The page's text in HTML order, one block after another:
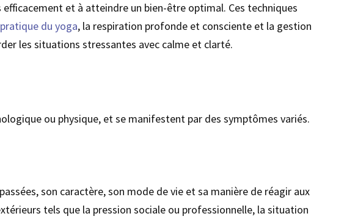
et à atteindre un bien-être optimal. Ces techniques
du yoga, la respiration profonde et consciente et la gestion
les situations stressantes avec calme et clarté.
ou physique, et se manifestent par des symptômes variés.
son caractère, son mode de vie et sa manière de réagir aux
tels que la pression sociale ou professionnelle, la situation